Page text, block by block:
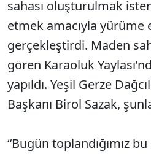
sahası oluşturulmak
etmek amacıyla yürüme
gerçekleştirdi. Maden
gören Karaoluk
yapıldı. Yeşil Gerze
Başkanı Birol Sazak,
“Bugün toplandığımız